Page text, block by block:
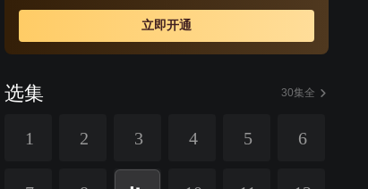
烦，却也由此谱写了梨园界“天下第一丑”的传奇。
立即开通
选集 30集全
1 2 3 4 5 6